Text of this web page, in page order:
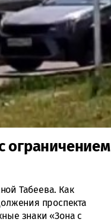
ограничением
Табеева. Как
проспекта
знаки «Зона с